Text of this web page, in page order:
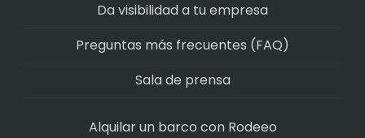
Da visibilidad a tu empresa
Preguntas más frecuentes (FAQ)
Sala de prensa
Alquilar un barco con Rodeeo